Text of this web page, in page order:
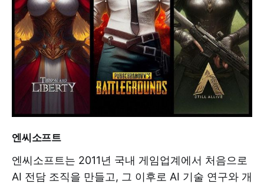
엔씨소프트
엔씨소프트는 2011년 국내 게임업계에서 처음으로
AI 전담 조직을 만들고, 그 이후로 AI 기술 연구와 개